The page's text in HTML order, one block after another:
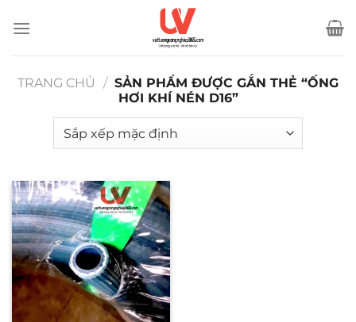
qua
TRANG CHỦ
/ SẢN PHẨM ĐƯỢC GẮN THẺ “ỐNG
HƠI KHÍ NÉN D16”